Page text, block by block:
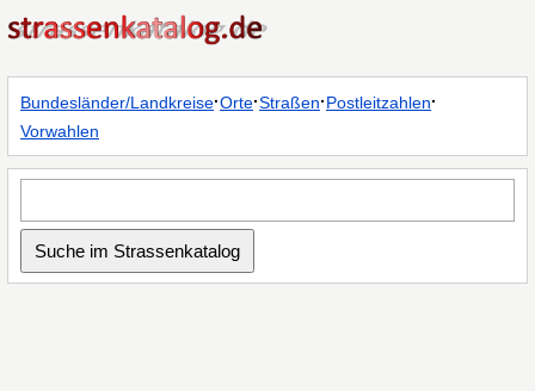
Bundesländer/Landkreise·Orte·Straßen·Postleitzahlen·
Vorwahlen